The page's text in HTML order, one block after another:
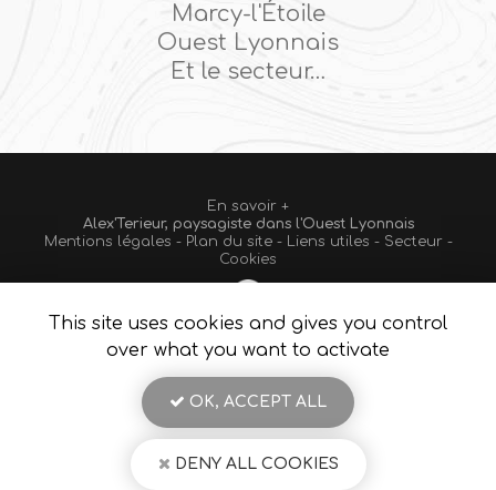
Marcy-l'Étoile
Ouest Lyonnais
Et le secteur…
En savoir +
Notre savoir-faire : Paysagiste Ouest Lyonnais
Réparation de bardage bois à Charbonnières-les-Bains
Pose de clôture souple
Alex'Terieur, paysagiste dans l'Ouest Lyonnais
Mentions légales - Plan du site- Liens utiles - Secteur-
Cookies
Création et référencement de site Internet
Demande de Devis
9.1/10
8 avis
This site uses cookies and gives you control
over what you want to activate
OK, ACCEPT ALL
DENY ALL COOKIES